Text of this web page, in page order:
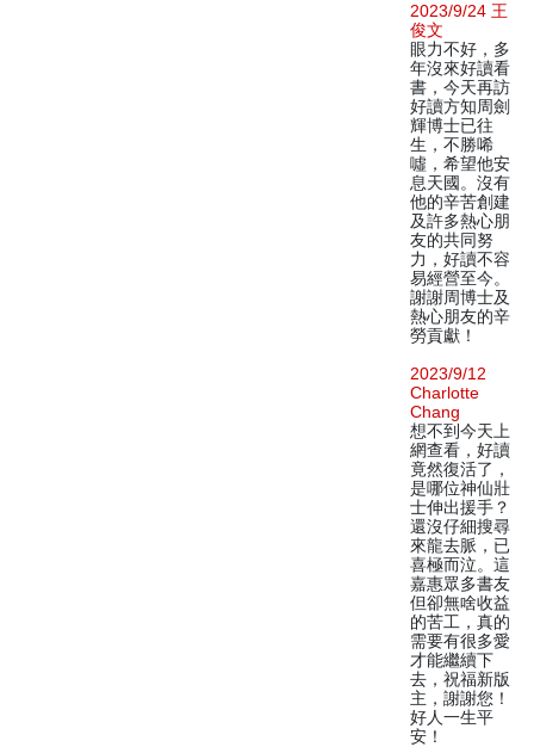
2023/9/24 王
俊文
眼力不好，多
年沒來好讀看
書，今天再訪
好讀方知周劍
輝博士已往
生，不勝唏
噓，希望他安
息天國。沒有
他的辛苦創建
及許多熱心朋
友的共同努
力，好讀不容
易經營至今。
謝謝周博士及
熱心朋友的辛
勞貢獻！
2023/9/12
Charlotte
Chang
想不到今天上
網查看，好讀
竟然復活了，
是哪位神仙壯
士伸出援手？
還沒仔細搜尋
來龍去脈，已
喜極而泣。這
嘉惠眾多書友
但卻無啥收益
的苦工，真的
需要有很多愛
才能繼續下
去，祝福新版
主，謝謝您！
好人一生平
安！